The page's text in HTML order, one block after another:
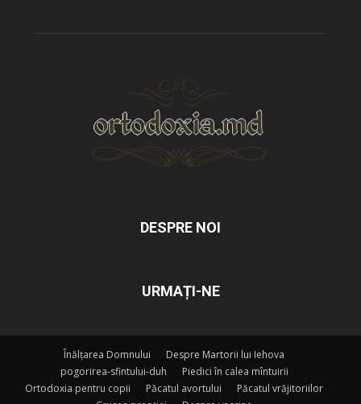
DESPRE NOI
URMAȚI-NE
Înălțarea Domnului
Despre Martorii lui Iehova
pogorirea-sfintului-duh
Piedici în calea mîntuirii
Ortodoxia pentru copii
Păcatul avortului
Păcatul vrăjitoriilor